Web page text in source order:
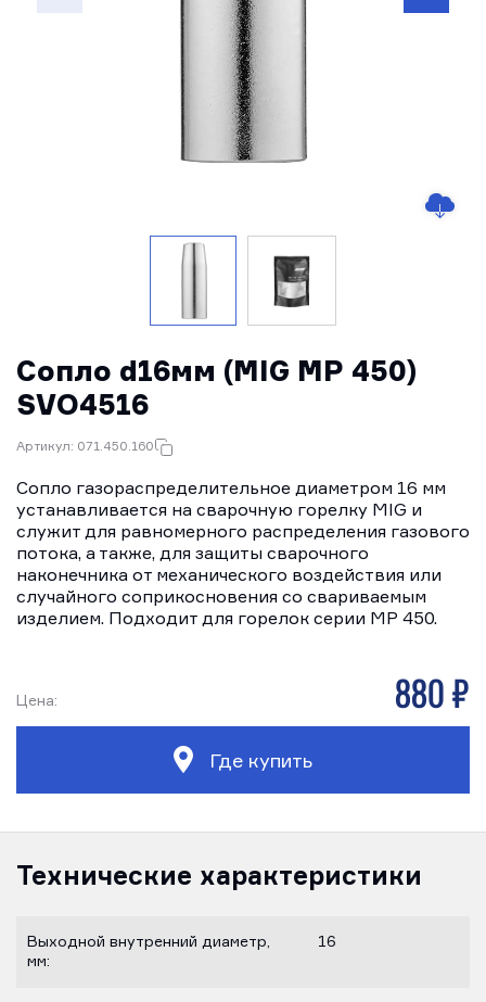
Сопло d16мм (MIG MP 450)
SVO4516
Артикул: 071.450.160
Сопло газораспределительное диаметром 16 мм
устанавливается на сварочную горелку MIG и
служит для равномерного распределения газового
потока, а также, для защиты сварочного
наконечника от механического воздействия или
случайного соприкосновения со свариваемым
изделием. Подходит для горелок серии MP 450.
Цена: 880 р
Где купить
Технические характеристики
Выходной внутренний диаметр,
мм:
16